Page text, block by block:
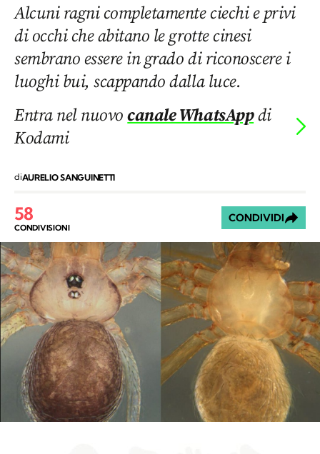
Alcuni ragni completamente ciechi e privi
di occhi che abitano le grotte cinesi
sembrano essere in grado di riconoscere i
luoghi bui, scappando dalla luce.
Entra nel nuovocanale WhatsAppdi
Kodami
diAURELIO SANGUINETTI
58
CONDIVISIONI
CONDIVIDI